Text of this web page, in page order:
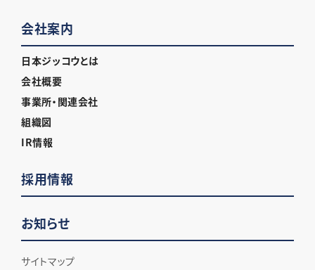
会社案内
日本ジッコウとは
会社概要
事業所・関連会社
組織図
IR情報
採用情報
お知らせ
サイトマップ